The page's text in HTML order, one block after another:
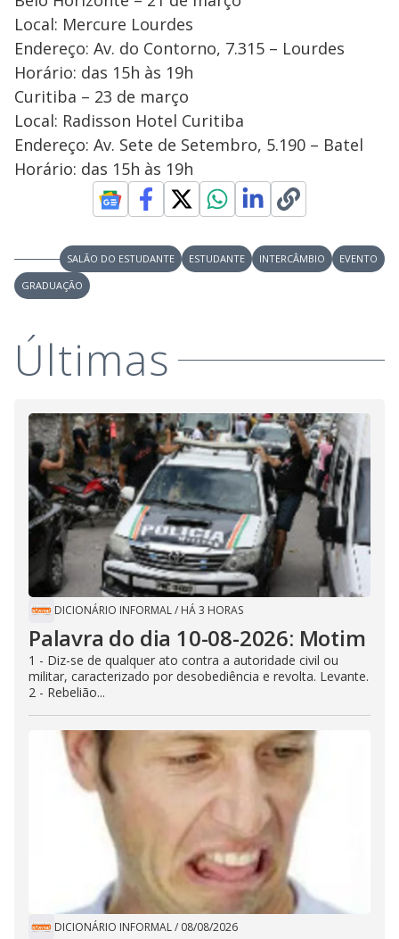
Local: Mercure Lourdes
Endereço: Av. do Contorno, 7.315 – Lourdes
Horário: das 15h às 19h
Curitiba – 23 de março
Local: Radisson Hotel Curitiba
Endereço: Av. Sete de Setembro, 5.190 – Batel
Horário: das 15h às 19h
SALÃO DO ESTUDANTE ESTUDANTE INTERCÂMBIO
EVENTO
GRADUAÇÃO
Últimas
DICIONÁRIO INFORMAL/ HÁ 3 HORAS
Palavra do dia 10-08-2026: Motim
1 - Diz-se de qualquer ato contra a autoridade civil ou
militar, caracterizado por desobediência e revolta. Levante.
2 - Rebelião...
DICIONÁRIO INFORMAL/ 08/08/2026